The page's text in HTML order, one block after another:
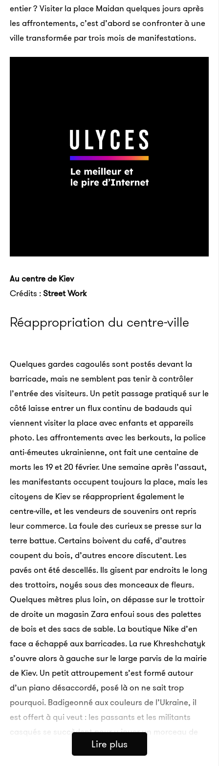
entier ? Visiter la place Maidan quelques jours après
les affrontements, c’est d’abord se confronter à une
ville transformée par trois mois de manifestations.
Au centre de Kiev
Crédits :Street Work
Réappropriation du centre-ville
Quelques gardes cagoulés sont postés devant la
barricade, mais ne semblent pas tenir à contrôler
l’entrée des visiteurs. Un petit passage pratiqué sur le
côté laisse entrer un flux continu de badauds qui
viennent visiter la place avec enfants et appareils
photo. Les affrontements avec les berkouts, la police
anti-émeutes ukrainienne, ont fait une centaine de
morts les 19 et 20 février. Une semaine après l’assaut,
les manifestants occupent toujours la place, mais les
citoyens de Kiev se réapproprient également le
centre-ville, et les vendeurs de souvenirs ont repris
leur commerce. La foule des curieux se presse sur la
terre battue. Certains boivent du café, d’autres
coupent du bois, d’autres encore discutent. Les
pavés ont été descellés. Ils gisent par endroits le long
des trottoirs, noyés sous des monceaux de fleurs.
Quelques mètres plus loin, on dépasse sur le trottoir
de droite un magasin Zara enfoui sous des palettes
de bois et des sacs de sable. La boutique Nike d’en
face a échappé aux barricades. La rue Khreshchatyk
s’ouvre alors à gauche sur le large parvis de la mairie
de Kiev. Un petit attroupement s’est formé autour
d’un piano désaccordé, posé là on ne sait trop
pourquoi. Badigeonné aux couleurs de l’Ukraine, il
est offert à qui veut : les passants et les militants
casqués se succèdent pour y jouer un morceau de
jazz. À droite de l’entrée, deux hommes cagoulés et
Lire plus